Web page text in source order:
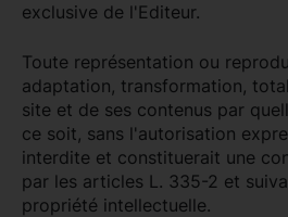
exclusive de l'Editeur.
Toute représentation ou
adaptation, transformation,
site et de ses contenus par
ce soit, sans l'autorisation
interdite et constituerait une
par les articles L. 335-2 et
propriété intellectuelle.